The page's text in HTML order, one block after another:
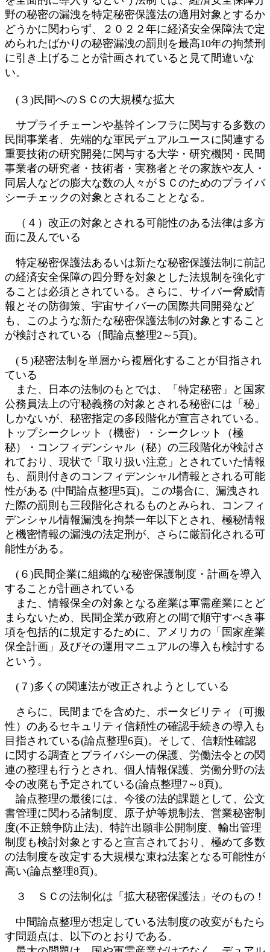
野の秘密の漏洩を特定秘密保護法の適用対象とするか
どうかに関わらず、２０２２年に経済安全保障法で定
められたばかりの秘密漏洩の罰則を最高10年の拘禁刑
に引き上げることが計画されていると見て間違いな
い。
(３)民間へのＳＣの大規模な拡大
サプライチェーンや基幹インフラに関与する多数の
民間事業者、先端的な軍民デュアルユースに関連する
重要技術の研究開発に関与する大学・研究機関・民間
事業者の研究者・技術者・実務者とその家族や友人・
同居人などの膨大な数の人々がＳＣのためのプライバ
シーチェックの対象とされることとなる。
（４）改正の対象とされる可能性のある法律は多方
面に及んでいる
特定秘密保護法あるいは新たな秘密保護法制に前記
の経済安全保障の四分野を対象とした法規制を強化す
ることは必須とされている。さらに、サイバー脅威情
報とその防御策、宇宙サイバーの国際共同開発など
も、このような新たな秘密保護法制の対象とすること
が検討されている（間論点整理2～5頁)。
(５)秘密法制を単層から複層化することが目指され
ている
また、日本の法制のもとでは、「特定秘密」と国家
公務員法上の守秘義務の対象とされる秘密には「秘」
しかないが、秘密指定の多段階化が宣言されている。
トップシークレット（機密）・シークレット（極
秘）・コンフィデンシャル（秘）の三段階化が検討さ
れており、現状で「取り扱い注意」とされていた情報
も、罰則付きのコンフィデンシャル情報とされる可能
性がある (中間論点整理5頁)。この場合に、漏洩され
た際の罰則も三段階化されるものとみられ、コンフィ
デンシャル情報漏洩を拘禁一年以下とされ、極秘情報
と機密情報の漏洩の法定刑が、さらに厳罰化される可
能性がある。
(６)民間企業に組織的な秘密保護制度・計画を導入
することが計画されている
また、情報保全の対象となる産業は軍需産業にとど
まらないため、民間企業が政府との間で順守すべき事
項を包括的に規定するために、アメリカの「国家産業
保全計画」及びその運用マニュアルの導入も検討する
という。
(７)多くの関連法が改正されようとしている
さらに、民間までを含めた、ポータビリティ（可搬
性）のあるセキュリティ信頼性の確認手続きの導入も
目指されている(論点整理6頁)。そして、信頼性確認
に関する調査とプライバシーの保護、労働法令との関
連の整理も行うとされ、個人情報保護、労働分野の法
令の改廃も予定されている(論点整理7～8頁)。
論点整理の最後には、今後の法的課題として、公文
書管理に関わる諸制度、原子炉等規制法、営業秘密制
度(不正競争防止法)、特許出願非公開制度、輸出管理
制度も検討対象とすると宣言されており、極めて多数
の法制度を改定する大規模な束ね法案となる可能性が
高い(論点整理8頁)。
３ ＳＣの法制化は「拡大秘密保護法」そのもの！
中間論点整理が想定している法制度の改変がもたら
す問題点は、以下のとおりである。